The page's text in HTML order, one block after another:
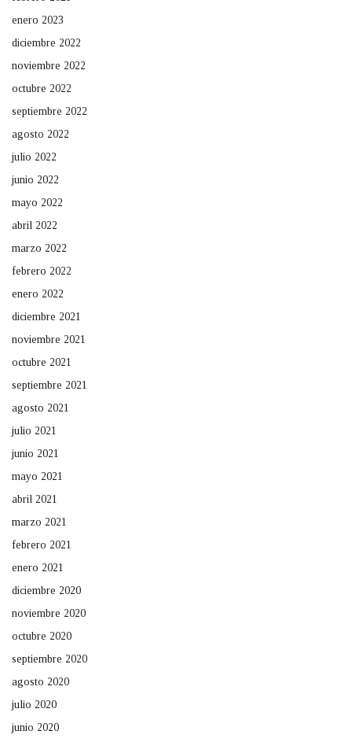
enero 2023
diciembre 2022
noviembre 2022
octubre 2022
septiembre 2022
agosto 2022
julio 2022
junio 2022
mayo 2022
abril 2022
marzo 2022
febrero 2022
enero 2022
diciembre 2021
noviembre 2021
octubre 2021
septiembre 2021
agosto 2021
julio 2021
junio 2021
mayo 2021
abril 2021
marzo 2021
febrero 2021
enero 2021
diciembre 2020
noviembre 2020
octubre 2020
septiembre 2020
agosto 2020
julio 2020
junio 2020